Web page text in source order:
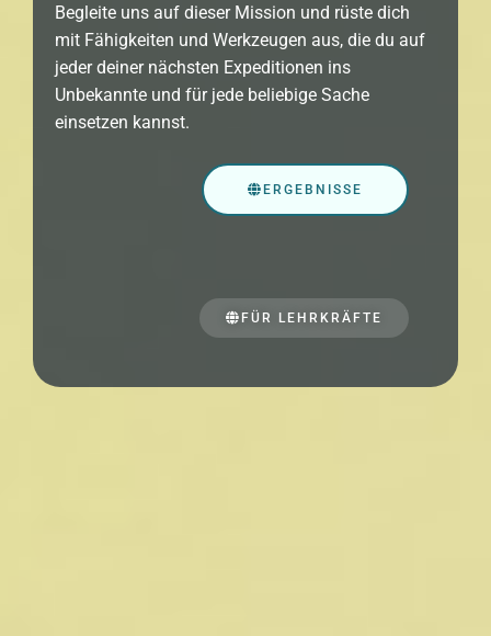
Begleite uns auf dieser Mission und rüste dich
mit Fähigkeiten und Werkzeugen aus, die du auf
jeder deiner nächsten Expeditionen ins
Unbekannte und für jede beliebige Sache
einsetzen kannst.
ERGEBNISSE
FÜR LEHRKRÄFTE